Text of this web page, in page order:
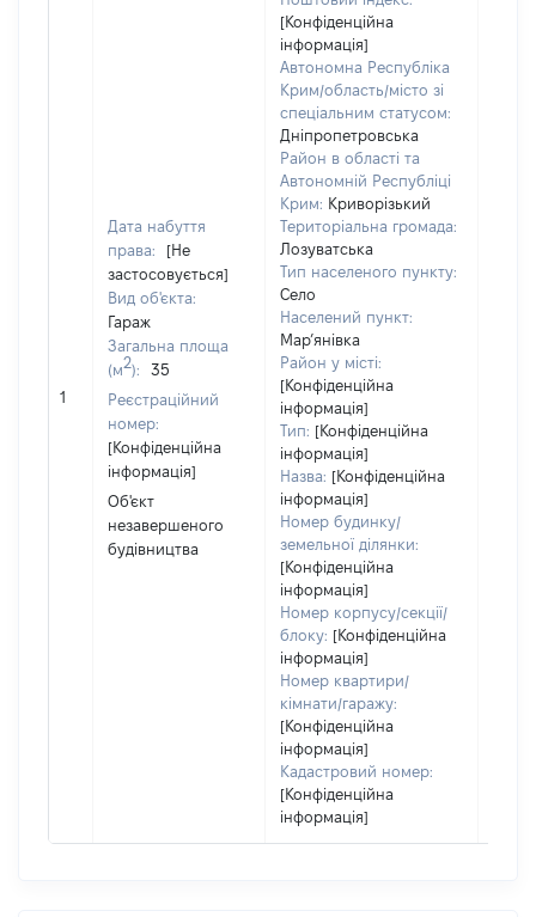
1
Дата набуття
права:
[Не
застосовується]
Вид об'єкта:
Гараж
Загальна площа
(м2):
35
Реєстраційний
номер:
[Конфіденційна
інформація]
Об'єкт
незавершеного
будівництва
[Конфіденційна
інформація]
Автономна Республіка
Крим/область/місто зі
спеціальним статусом:
Дніпропетровська
Район в області та
Автономній Республіці
Крим: Криворізький
Територіальна громада:
Лозуватська
Тип населеного пункту:
Село
Населений пункт:
Мар’янівка
Район у місті:
[Конфіденційна
інформація]
Тип: [Конфіденційна
інформація]
Назва: [Конфіденційна
інформація]
Номер будинку/
земельної ділянки:
[Конфіденційна
інформація]
Номер корпусу/секції/
блоку: [Конфіденційна
інформація]
Номер квартири/
кімнати/гаражу:
[Конфіденційна
інформація]
Кадастровий номер:
[Конфіденційна
інформація]